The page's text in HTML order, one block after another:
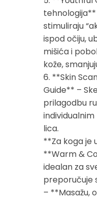
tehnologija**
stimuliraju
ispod očiju,
mišića i
kože,
6. **Skin
Guide** –
prilagodbu
lica.
**Za koga je
**Warm &
idealan za
preporučuje
– **Masažu,